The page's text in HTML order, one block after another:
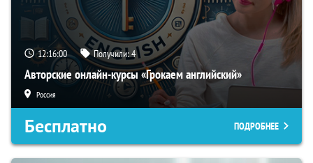
12:15:59 Получили:4
Авторские онлайн-курсы «Грокаем английский»
Россия
Бесплатно ПОДРОБНЕЕ